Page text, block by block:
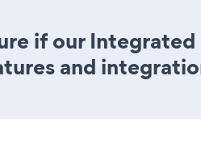
if our
and